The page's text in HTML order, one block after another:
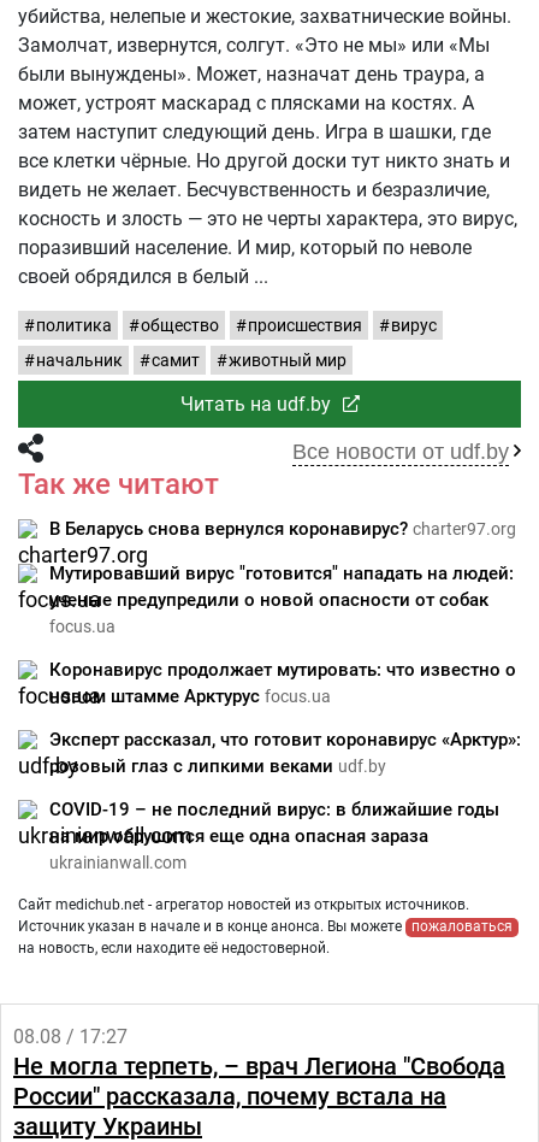
убийства, нелепые и жестокие, захватнические войны.
Замолчат, извернутся, солгут. «Это не мы» или «Мы
были вынуждены». Может, назначат день траура, а
может, устроят маскарад с плясками на костях. А
затем наступит следующий день. Игра в шашки, где
все клетки чёрные. Но другой доски тут никто знать и
видеть не желает. Бесчувственность и безразличие,
косность и злость — это не черты характера, это вирус,
поразивший население. И мир, который по неволе
своей обрядился в белый
политика общество происшествия
вирус
начальник
самит животный мир
Читать на udf.by
Все новости от udf.by
Так же читают
В Беларусь снова вернулся коронавирус? charter97.org
Мутировавший вирус "готовится" нападать на людей:
ученые предупредили о новой опасности от собак
focus.ua
Коронавирус продолжает мутировать: что известно о
новом штамме Арктурус focus.ua
Эксперт рассказал, что готовит коронавирус «Арктур»:
розовый глаз с липкими веками udf.by
COVID-19 – не последний вирус: в ближайшие годы
на мир обрушится еще одна опасная зараза
ukrainianwall.com
Сайт medichub.net - агрегатор новостей из открытых источников.
Источник указан в начале и в конце анонса. Вы можете
пожаловаться
на новость, если находите её недостоверной.
08.08 / 17:27
Не могла терпеть, – врач Легиона "Свобода
России" рассказала, почему встала на
защиту Украины